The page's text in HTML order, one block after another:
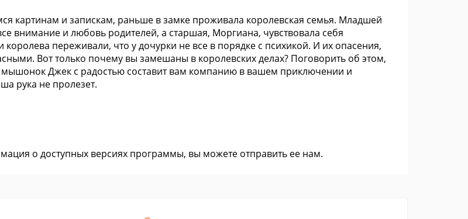
картинам и запискам, раньше в замке проживала королевская семья. Младшей
внимание и любовь родителей, а старшая, Моргиана, чувствовала себя
переживали, что у дочурки не все в порядке с психикой. И их опасения,
Вот только почему вы замешаны в королевских делах? Поговорить об этом,
мышонок Джек с радостью составит вам компанию в вашем приключении и
рука не пролезет.
о доступных версиях программы, вы можете отправить ее нам.